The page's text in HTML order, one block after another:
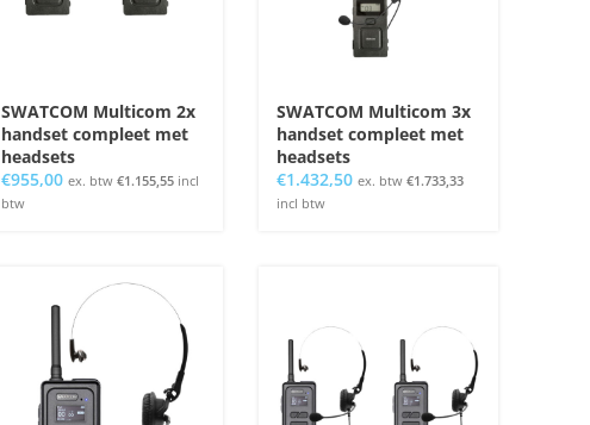
SWATCOM Multicom 2x
handset compleet met
headsets
€955,00 ex. btw €1.155,55incl
btw
SWATCOM Multicom 3x
handset compleet met
headsets
€1.432,50 ex. btw €1.733,33
incl btw